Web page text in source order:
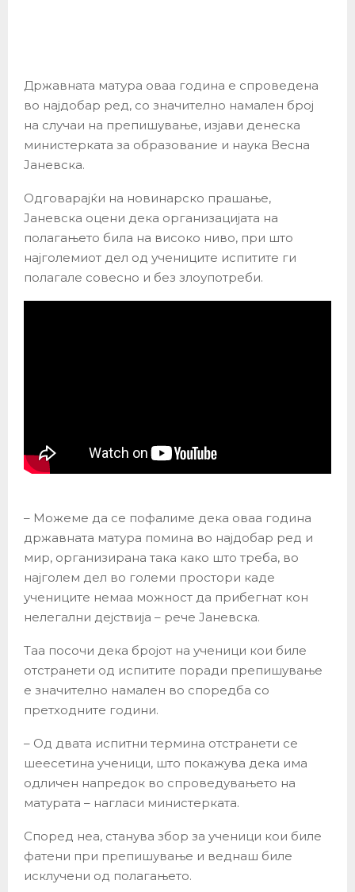
Државната матура оваа година е спроведена
во најдобар ред, со значително намален број
на случаи на препишување, изјави денеска
министерката за образование и наука Весна
Јаневска.
Одговарајќи на новинарско прашање,
Јаневска оцени дека организацијата на
полагањето била на високо ниво, при што
најголемиот дел од учениците испитите ги
полагале совесно и без злоупотреби.
– Можеме да се пофалиме дека оваа година
државната матура помина во најдобар ред и
мир, организирана така како што треба, во
најголем дел во големи простори каде
учениците немаа можност да прибегнат кон
нелегални дејствија – рече Јаневска.
Таа посочи дека бројот на ученици кои биле
отстранети од испитите поради препишување
е значително намален во споредба со
претходните години.
– Од двата испитни термина отстранети се
шеесетина ученици, што покажува дека има
одличен напредок во спроведувањето на
матурата – нагласи министерката.
Според неа, станува збор за ученици кои биле
фатени при препишување и веднаш биле
исклучени од полагањето.